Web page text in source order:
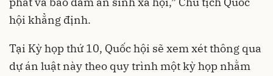
hội khẳng định.
Tại Kỳ họp thứ 10, Quốc hội sẽ xem xét thông qua
dự án luật này theo quy trình một kỳ họp nhằm